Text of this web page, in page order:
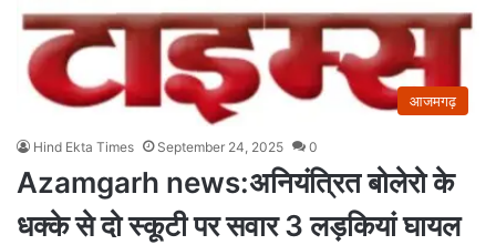
आजमगढ़
Hind Ekta Times September 24, 2025 0
Azamgarh news:अनियंत्रित बोलेरो के
धक्के से दो स्कूटी पर सवार 3 लड़कियां घायल